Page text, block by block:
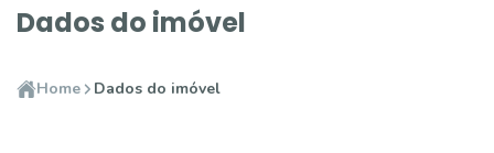
Dados do imóvel
Home Dados do imóvel